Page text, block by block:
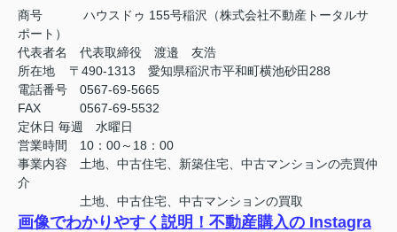
商号
ハウスドゥ 155号稲沢（株式会社不動産トータルサ
ポート）
代表者名 代表取締役 渡邉 友浩
所在地 〒490-1313 愛知県稲沢市平和町横池砂田288
電話番号 0567-69-5665
FAX
0567-69-5532
定休日 毎週 水曜日
営業時間 10：00～18：00
事業内容 土地、中古住宅、新築住宅、中古マンションの売買仲
介
土地、中古住宅、中古マンションの買取
画像でわかりやすく説明！不動産購入の Instagra